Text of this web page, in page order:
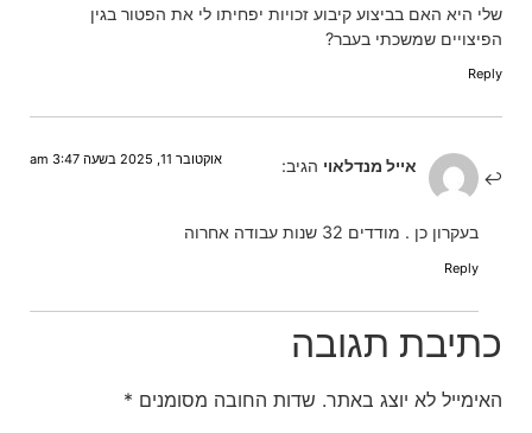
שלי היא האם בביצוע קיבוע זכויות יפחיתו לי את הפטור בגין
הפיצויים שמשכתי בעבר?
Reply
אייל מנדלאוי הגיב: אוקטובר 11, 2025 בשעה 3:47 am
בעקרון כן . מודדים 32 שנות עבודה אחרוה
Reply
כתיבת תגובה
האימייל לא יוצג באתר. שדות החובה מסומנים *